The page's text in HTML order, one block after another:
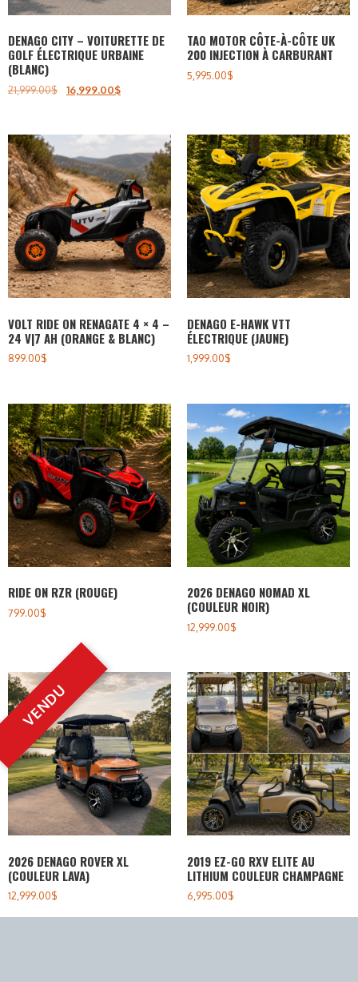
DENAGO CITY – VOITURETTE DE
GOLF ÉLECTRIQUE URBAINE
(BLANC)
21,999.00$ 16,999.00$
TAO MOTOR CÔTE-À-CÔTE UK
200 INJECTION À CARBURANT
5,995.00$
VOLT RIDE ON RENAGATE 4 × 4 –
24 V|7 AH (ORANGE & BLANC)
899.00$
DENAGO E-HAWK VTT
ÉLECTRIQUE (JAUNE)
1,999.00$
RIDE ON RZR (ROUGE)
799.00$
2026 DENAGO NOMAD XL
(COULEUR NOIR)
12,999.00$
2026 DENAGO ROVER XL
(COULEUR LAVA)
12,999.00$
2019 EZ-GO RXV ELITE AU
LITHIUM COULEUR CHAMPAGNE
6,995.00$